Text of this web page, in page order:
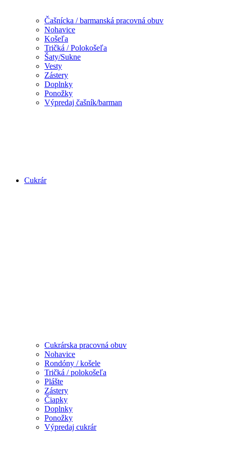
Čašnícka / barmanská pracovná obuv
Nohavice
Košeľa
Tričká / Polokošeľa
Šaty/Sukne
Vesty
Zástery
Doplnky
Ponožky
Výpredaj čašník/barman
Cukrár
Cukrárska pracovná obuv
Nohavice
Rondóny / košele
Tričká / polokošeľa
Plášte
Zástery
Čiapky
Doplnky
Ponožky
Výpredaj cukrár